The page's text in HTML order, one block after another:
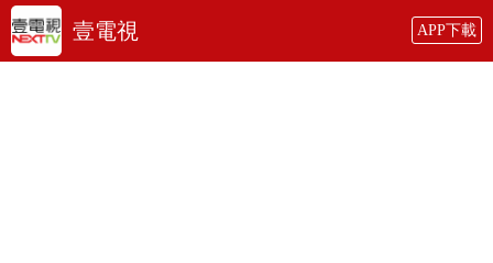
壹電視 APP下載